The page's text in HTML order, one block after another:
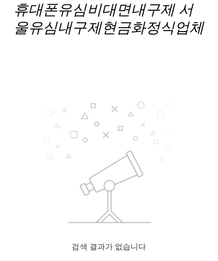
휴대폰유심비대면내구제 서
울유심내구제현금화정식업체
검색 결과가 없습니다